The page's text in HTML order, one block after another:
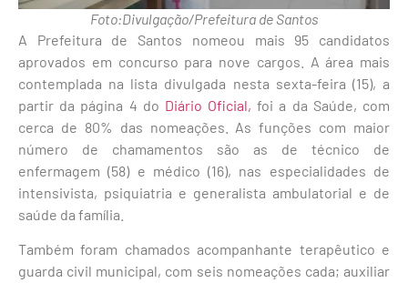
Foto:Divulgação/Prefeitura de Santos
A Prefeitura de Santos nomeou mais 95 candidatos
aprovados em concurso para nove cargos. A área mais
contemplada na lista divulgada nesta sexta-feira (15), a
partir da página 4 do Diário Oficial,foi a da Saúde, com
cerca de 80% das nomeações. As funções com maior
número de chamamentos são as de técnico de
enfermagem (58) e médico (16), nas especialidades de
intensivista, psiquiatria e generalista ambulatorial e de
saúde da família.
Também foram chamados acompanhante terapêutico e
guarda civil municipal, com seis nomeações cada; auxiliar